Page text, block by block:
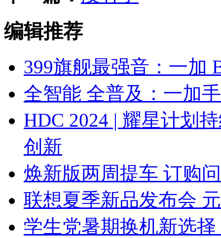
编辑推荐
399旗舰最强音：一加
全智能 全普及：一加
HDC 2024 | 耀星计划
创新
焕新版两周提车 订购
联想夏季新品发布会
学生党暑期换机新选